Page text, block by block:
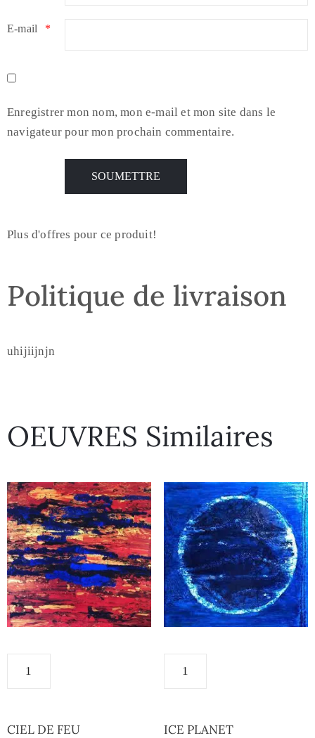
E-mail *
Enregistrer mon nom, mon e-mail et mon site dans le
navigateur pour mon prochain commentaire.
Plus d'offres pour ce produit!
Politique de livraison
uhijiijnjn
OEUVRES Similaires
CIEL DE FEU ICE PLANET